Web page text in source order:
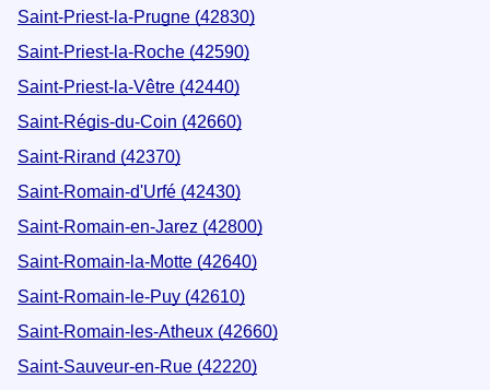
Saint-Priest-la-Prugne (42830)
Saint-Priest-la-Roche (42590)
Saint-Priest-la-Vêtre (42440)
Saint-Régis-du-Coin (42660)
Saint-Rirand (42370)
Saint-Romain-d'Urfé (42430)
Saint-Romain-en-Jarez (42800)
Saint-Romain-la-Motte (42640)
Saint-Romain-le-Puy (42610)
Saint-Romain-les-Atheux (42660)
Saint-Sauveur-en-Rue (42220)